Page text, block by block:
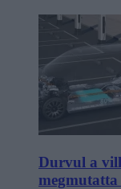
Durvul a
megmutatta